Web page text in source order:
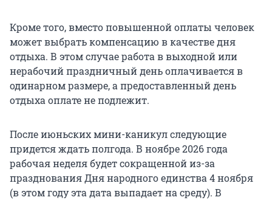
Кроме того, вместо повышенной оплаты человек
может выбрать компенсацию в качестве дня
отдыха. В этом случае работа в выходной или
нерабочий праздничный день оплачивается в
одинарном размере, а предоставленный день
отдыха оплате не подлежит.
После июньских мини-каникул следующие
придется ждать полгода. В ноябре 2026 года
рабочая неделя будет сокращенной из-за
празднования Дня народного единства 4 ноября
(в этом году эта дата выпадает на среду). В